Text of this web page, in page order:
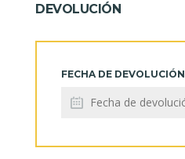
DEVOLUCIÓN
FECHA DE DEVOLUCIÓN